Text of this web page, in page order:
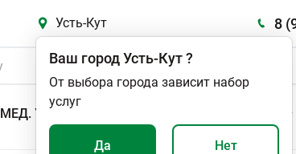
Усть-Кут 8
МЕД. УСЛУГИ
Ваш городУсть-Кут?
От выбора города зависит набор
услуг
Да Нет